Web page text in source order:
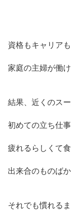
資格もキャリア
家庭の主婦が働
結果、近くのス
初めての立ち仕
疲れるらしくて
出来合のものば
それでも慣れる